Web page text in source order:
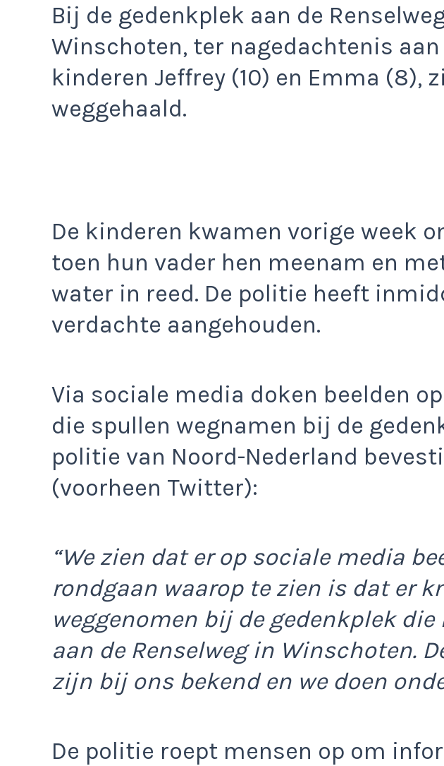
Bij de gedenkplek aan de
Winschoten, ter nagedachtenis aan
kinderen Jeffrey (10) en Emma (8),
weggehaald.
De kinderen kwamen vorige week
toen hun vader hen meenam en
water in reed. De politie heeft
verdachte aangehouden.
Via sociale media doken beelden
die spullen wegnamen bij de
politie van Noord-Nederland
(voorheen Twitter):
“We zien dat er op sociale media
rondgaan waarop te zien is dat er
weggenomen bij de gedenkplek
aan de Renselweg in Winschoten.
zijn bij ons bekend en we doen
De politie roept mensen op om